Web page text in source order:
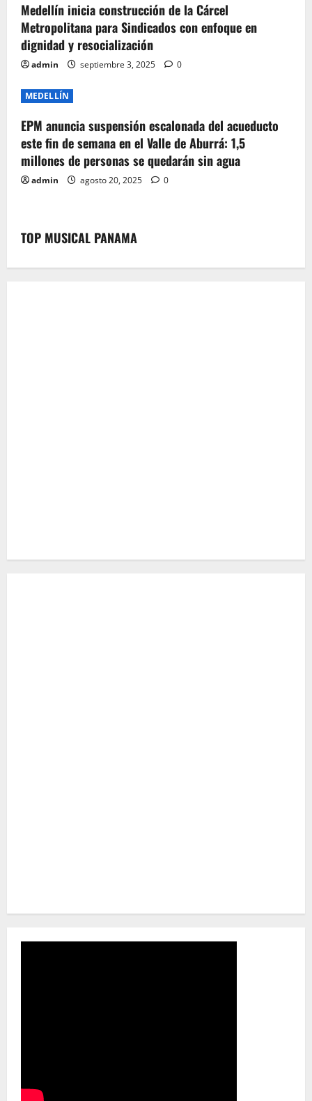
Medellín inicia construcción de la Cárcel
Metropolitana para Sindicados con enfoque en
dignidad y resocialización
admin septiembre 3, 2025 0
MEDELLÍN
EPM anuncia suspensión escalonada del acueducto
este fin de semana en el Valle de Aburrá: 1,5
millones de personas se quedarán sin agua
admin agosto 20, 2025 0
TOP MUSICAL PANAMA